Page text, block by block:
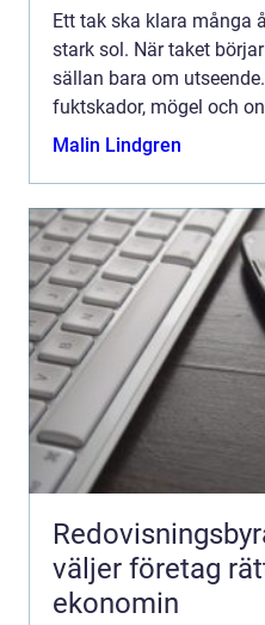
Ett tak ska klara många
stark sol. När taket
sällan bara om
fuktskador, mögel och
uppvärmningskostnader.
Malin Lindgren
väljer företag
ekonomin